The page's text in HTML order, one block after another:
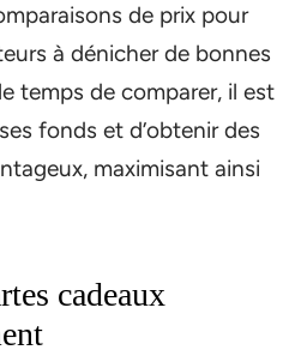
de prix pour
à dénicher de bonnes
temps de comparer, il est
fonds et d’obtenir des
maximisant ainsi
cadeaux